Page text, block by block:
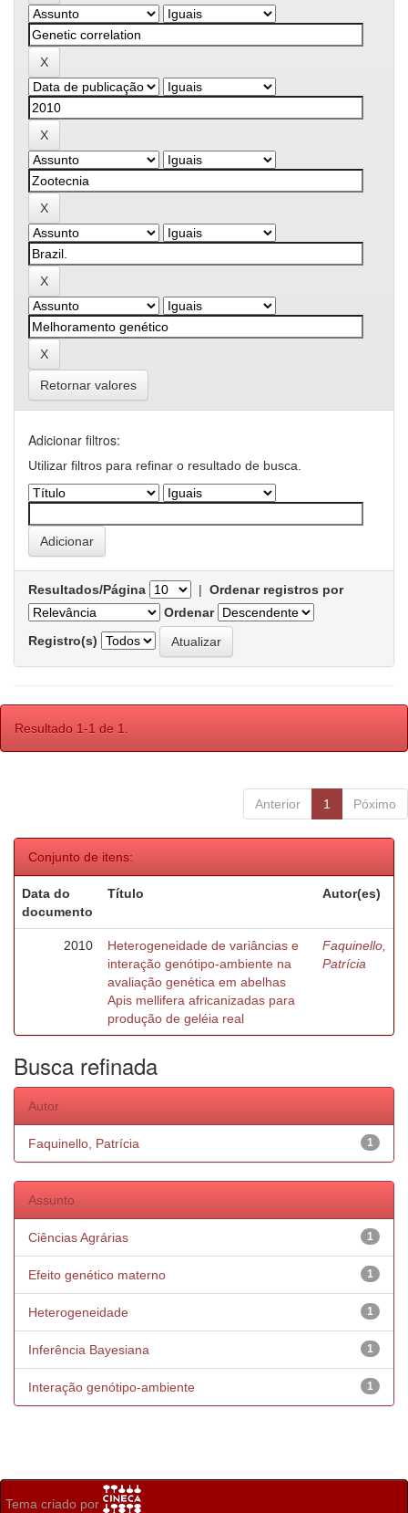
Retornar valores
Adicionar filtros:
Utilizar filtros para refinar o resultado de busca.
Resultados/Página | Ordenar registros por
Ordenar
Registro(s)
Resultado 1-1 de 1.
Anterior 1 Póximo
Conjunto de itens:
Data do
documento
Título Autor(es)
2010
Heterogeneidade de variâncias e
interação genótipo-ambiente na
avaliação genética em abelhas
Apis mellifera africanizadas para
produção de geléia real
Faquinello,
Patrícia
Busca refinada
Autor
1
Faquinello, Patrícia
Assunto
1
Ciências Agrárias
1
Efeito genético materno
1
Heterogeneidade
1
Inferência Bayesiana
1
Interação genótipo-ambiente
Tema criado por